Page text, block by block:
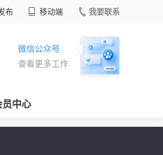
布 移动端 我要联系
微信公众号
查看更多工作
员中心